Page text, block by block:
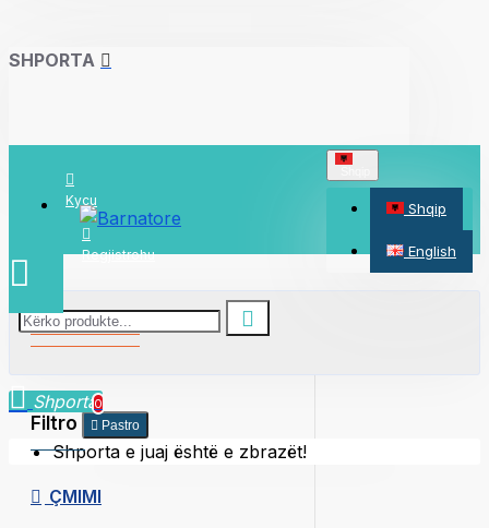
SHPORTA
Kycu
Regjistrohu
Shqip
English
Shporta0
Shporta e juaj është e zbrazët!
Për flokë të thatë
Filtro Pastro
ÇMIMI